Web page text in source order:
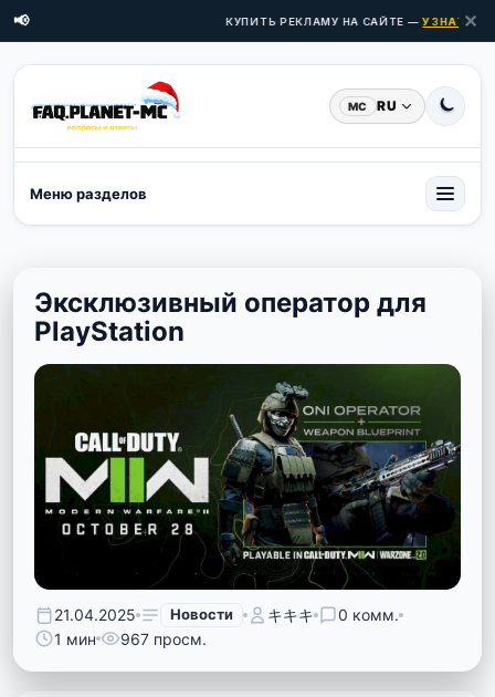
📢 КУПИТЬ РЕКЛАМУ НА САЙТЕ —УЗНАТЬ✕
MC RU
Меню разделов
Эксклюзивный оператор для
PlayStation
21.04.2025 Новости キキキ
0 комм.
1 мин
967 просм.